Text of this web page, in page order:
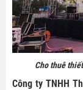
Cho thuê
Công ty TNHH